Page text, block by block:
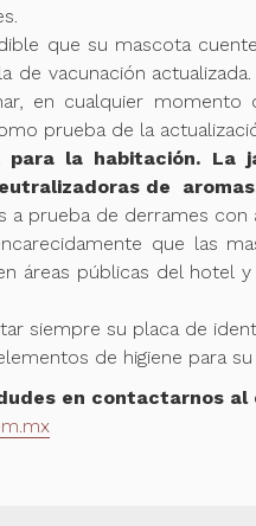
que su mascota
de vacunación
en cualquier
prueba de la
la habitación. La
de
a prueba de derrames con
que las
áreas públicas del hotel
siempre su placa de
de higiene para
en contactarnos